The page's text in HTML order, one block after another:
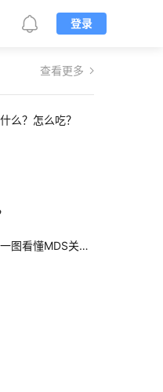
登录
查看更多
么？怎么吃？
图看懂MDS关键